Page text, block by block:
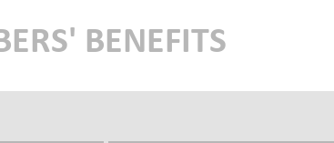
BENEFITS